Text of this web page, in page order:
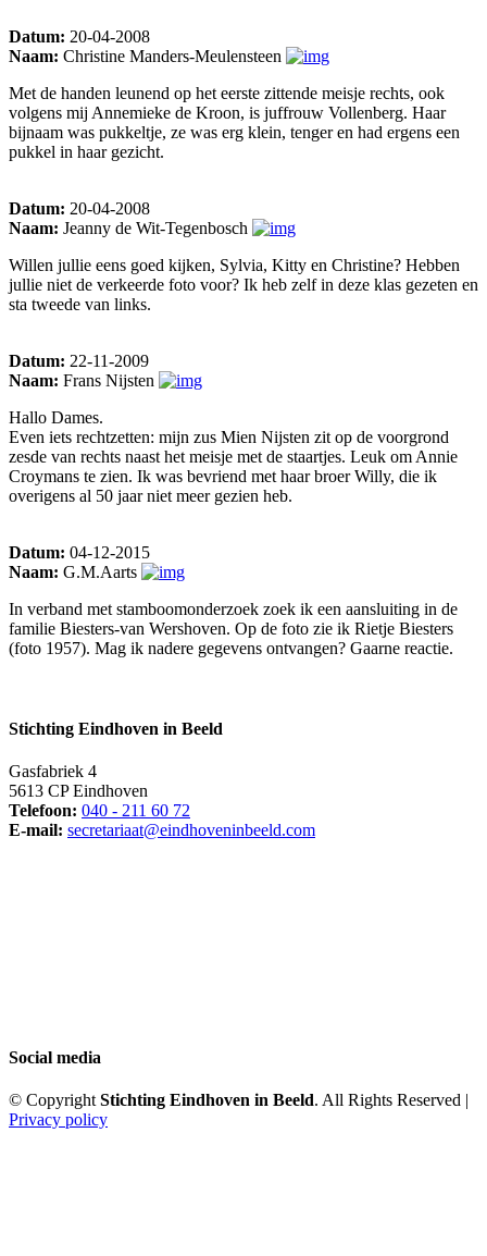
Datum: 20-04-2008
Naam: Christine Manders-Meulensteen
Met de handen leunend op het eerste zittende meisje rechts, ook
volgens mij Annemieke de Kroon, is juffrouw Vollenberg. Haar
bijnaam was pukkeltje, ze was erg klein, tenger en had ergens een
pukkel in haar gezicht.
Datum: 20-04-2008
Naam: Jeanny de Wit-Tegenbosch
Willen jullie eens goed kijken, Sylvia, Kitty en Christine? Hebben
jullie niet de verkeerde foto voor? Ik heb zelf in deze klas gezeten en
sta tweede van links.
Datum: 22-11-2009
Naam: Frans Nijsten
Hallo Dames.
Even iets rechtzetten: mijn zus Mien Nijsten zit op de voorgrond
zesde van rechts naast het meisje met de staartjes. Leuk om Annie
Croymans te zien. Ik was bevriend met haar broer Willy, die ik
overigens al 50 jaar niet meer gezien heb.
Datum: 04-12-2015
Naam: G.M.Aarts
In verband met stamboomonderzoek zoek ik een aansluiting in de
familie Biesters-van Wershoven. Op de foto zie ik Rietje Biesters
(foto 1957). Mag ik nadere gegevens ontvangen? Gaarne reactie.
Stichting Eindhoven in Beeld
Gasfabriek 4
5613 CP Eindhoven
Telefoon: 040 - 211 60 72
E-mail: secretariaat@eindhoveninbeeld.com
Social media
© CopyrightStichting Eindhoven in Beeld. All Rights Reserved |
Privacy policy